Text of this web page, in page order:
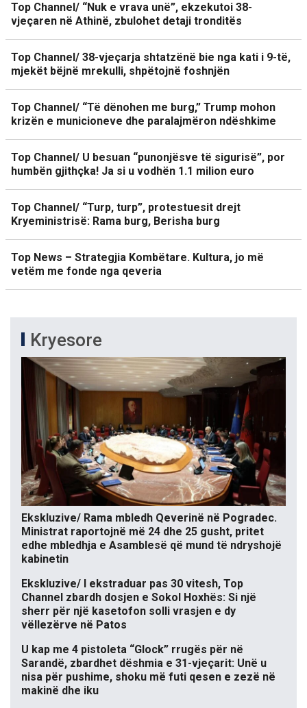
Top Channel/ “Nuk e vrava unë”, ekzekutoi 38-
vjeçaren në Athinë, zbulohet detaji tronditës
Top Channel/ 38-vjeçarja shtatzënë bie nga kati i 9-të,
mjekët bëjnë mrekulli, shpëtojnë foshnjën
Top Channel/ “Të dënohen me burg,” Trump mohon
krizën e municioneve dhe paralajmëron ndëshkime
Top Channel/ U besuan “punonjësve të sigurisë”, por
humbën gjithçka! Ja si u vodhën 1.1 milion euro
Top Channel/ “Turp, turp”, protestuesit drejt
Kryeministrisë: Rama burg, Berisha burg
Top News – Strategjia Kombëtare. Kultura, jo më
vetëm me fonde nga qeveria
Kryesore
Ekskluzive/ Rama mbledh Qeverinë në Pogradec.
Ministrat raportojnë më 24 dhe 25 gusht, pritet
edhe mbledhja e Asamblesë që mund të ndryshojë
kabinetin
Ekskluzive/ I ekstraduar pas 30 vitesh, Top
Channel zbardh dosjen e Sokol Hoxhës: Si një
sherr për një kasetofon solli vrasjen e dy
vëllezërve në Patos
U kap me 4 pistoleta “Glock” rrugës për në
Sarandë, zbardhet dëshmia e 31-vjeçarit: Unë u
nisa për pushime, shoku më futi qesen e zezë në
makinë dhe iku